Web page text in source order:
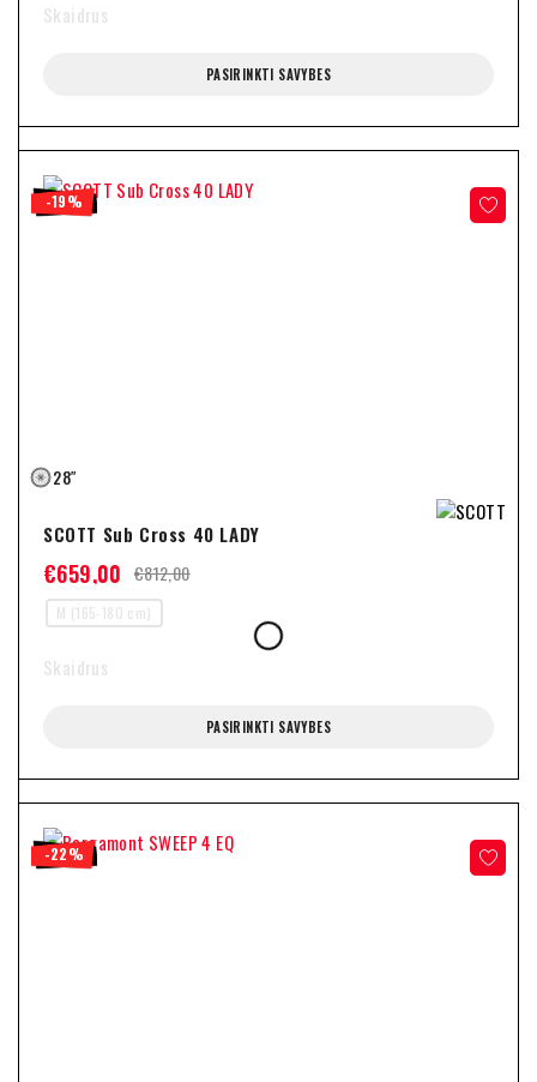
Skaidrus
PASIRINKTI SAVYBES
-19%
28″
SCOTT Sub Cross 40 LADY
€812,00
€659,00
M (165-180 cm)
Skaidrus
PASIRINKTI SAVYBES
-22%